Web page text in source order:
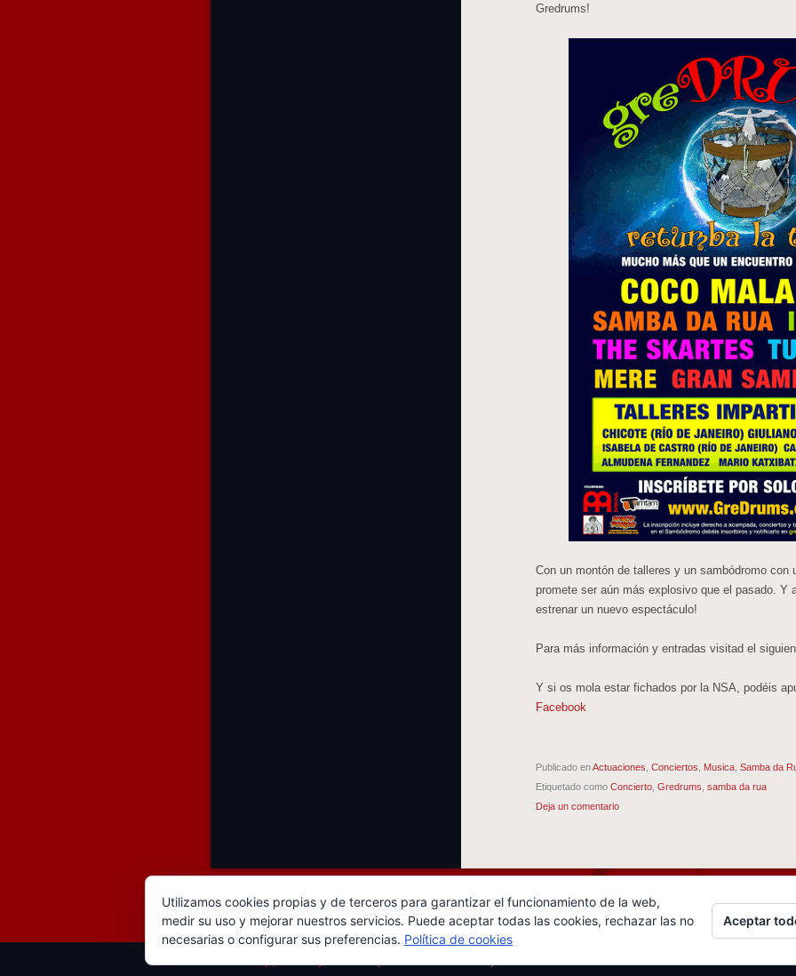
Gredrums!
Con un montón de talleres y un sambódromo con
promete ser aún más explosivo que el pasado. Y
estrenar un nuevo espectáculo!
Para más información y entradas visitad el
Y si os mola estar fichados por la NSA, podéis
Facebook
Publicado enActuaciones Conciertos Musica Samba da
Etiquetado como Concierto Gredrums samba da rua
Deja un comentario
Utilizamos cookies propias y de terceros para garantizar el funcionamiento de la web,
medir su uso y mejorar nuestros servicios. Puede aceptar todas las cookies, rechazar las no
necesarias o configurar sus preferencias. Política de cookies
Aceptar